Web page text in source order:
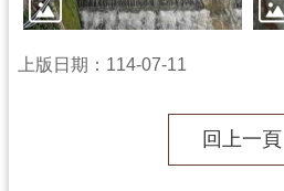
志
工
上版日期：114-07-11
回上一頁